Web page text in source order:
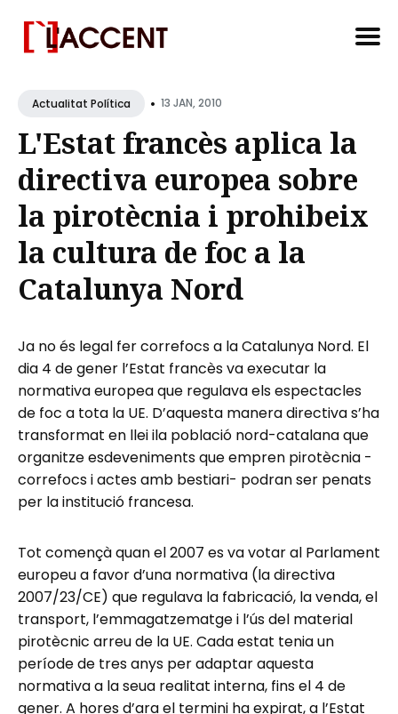
forActualitat Política • 13 JAN, 2010
L'Estat francès aplica la
directiva europea sobre
la pirotècnia i prohibeix
la cultura de foc a la
Catalunya Nord
Ja no és legal fer correfocs a la Catalunya Nord. El
dia 4 de gener l’Estat francès va executar la
normativa europea que regulava els espectacles
de foc a tota la UE. D’aquesta manera directiva s’ha
transformat en llei ila població nord-catalana que
organitze esdeveniments que empren pirotècnia -
correfocs i actes amb bestiari- podran ser penats
per la institució francesa.
Tot començà quan el 2007 es va votar al Parlament
europeu a favor d’una normativa (la directiva
2007/23/CE) que regulava la fabricació, la venda, el
transport, l’emmagatzematge i l’ús del material
pirotècnic arreu de la UE. Cada estat tenia un
període de tres anys per adaptar aquesta
normativa a la seua realitat interna, fins el 4 de
gener. A hores d’ara el termini ha expirat, a l’Estat